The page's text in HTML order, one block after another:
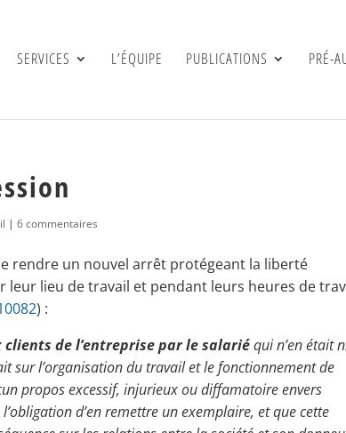
SERVICES L’ÉQUIPE PUBLICATIONS PRÉ-
|6 commentaires
rendre un nouvel arrêt protégeant la liberté
leur lieu de travail et pendant leurs heures de
) :
de l’entreprise par le salariéqui n’en était
sur l’organisation du travail et le fonctionnement de
propos excessif, injurieux ou diffamatoire envers
d’en remettre un exemplaire, et que cette